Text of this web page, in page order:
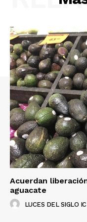
Acuerdan
aguacate
LUCES DEL SIGLO IC